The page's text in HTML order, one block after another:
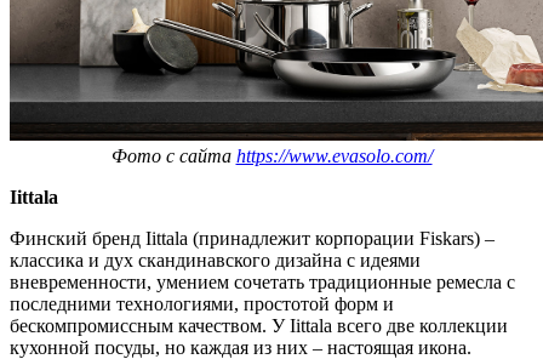
Фото с сайта https://www.evasolo.com/
Iittala
Финский бренд Iittala (принадлежит корпорации Fiskars) –
классика и дух скандинавского дизайна с идеями
вневременности, умением сочетать традиционные ремесла с
последними технологиями, простотой форм и
бескомпромиссным качеством. У Iittala всего две коллекции
кухонной посуды, но каждая из них – настоящая икона.